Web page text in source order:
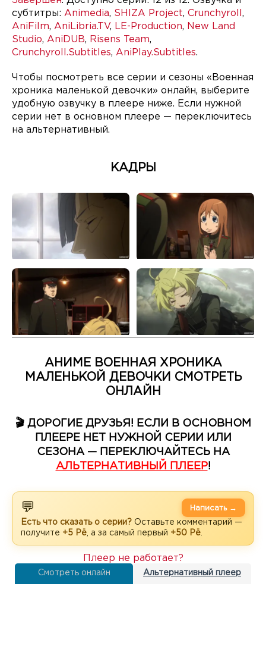
субтитры: Animedia, SHIZA Project, Crunchyroll ,
AniFilm, AniLibria.TV, LE-Production, New Land
Studio, AniDUB, Risens Team,
Crunchyroll.Subtitles, AniPlay.Subtitles.
Чтобы посмотреть все серии и сезоны «Военная
хроника маленькой девочки» онлайн, выберите
удобную озвучку в плеере ниже. Если нужной
серии нет в основном плеере — переключитесь
на альтернативный.
КАДРЫ
АНИМЕ ВОЕННАЯ ХРОНИКА
МАЛЕНЬКОЙ ДЕВОЧКИ СМОТРЕТЬ
ОНЛАЙН
🎬 ДОРОГИЕ ДРУЗЬЯ! ЕСЛИ В ОСНОВНОМ
ПЛЕЕРЕ НЕТ НУЖНОЙ СЕРИИ ИЛИ
СЕЗОНА — ПЕРЕКЛЮЧАЙТЕСЬ НА
АЛЬТЕРНАТИВНЫЙ ПЛЕЕР!
💬
Есть что сказать о серии? Оставьте комментарий —
получите +5 Рё , а за самый первый +50 Рё
Написать →
Смотреть онлайн Альтернативный плеер
Плеер не работает?